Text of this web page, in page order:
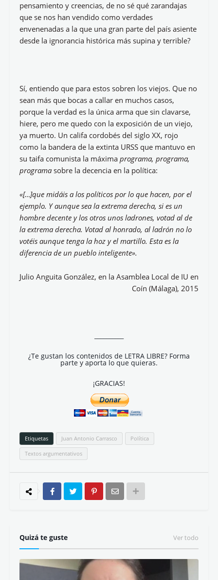
pensamiento y creencias, de no sé qué zarandajas
que se nos han vendido como verdades
envenenadas a la que una gran parte del país asiente
desde la ignorancia histórica más supina y terrible?
Sí, entiendo que para estos sobren los viejos. Que no
sean más que bocas a callar en muchos casos,
porque la verdad es la única arma que sin clavarse,
hiere, pero me quedo con la exposición de un viejo,
ya muerto. Un califa cordobés del siglo XX, rojo
como la bandera de la extinta URSS que mantuvo en
su taifa comunista la máxima programa, programa,
programa sobre la decencia en la política:
«[…]que midáis a los políticos por lo que hacen, por el
ejemplo. Y aunque sea la extrema derecha, si es un
hombre decente y los otros unos ladrones, votad al de
la extrema derecha. Votad al honrado, al ladrón no lo
votéis aunque tenga la hoz y el martillo. Esta es la
diferencia de un pueblo inteligente».
Julio Anguita González, en la Asamblea Local de IU en
Coín (Málaga), 2015
¿Te gustan los contenidos de LETRA LIBRE? Forma
parte y aporta lo que quieras.
¡GRACIAS!
Etiquetas Juan Antonio Carrasco Política
Textos argumentativos
Quizá te guste Ver todo